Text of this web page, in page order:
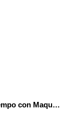
Recorre la línea del tiempo con Maqueen